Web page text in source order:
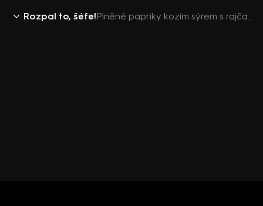
Rozpal to, šéfe! Plněné papriky kozím sýrem s rajčatovou salsou